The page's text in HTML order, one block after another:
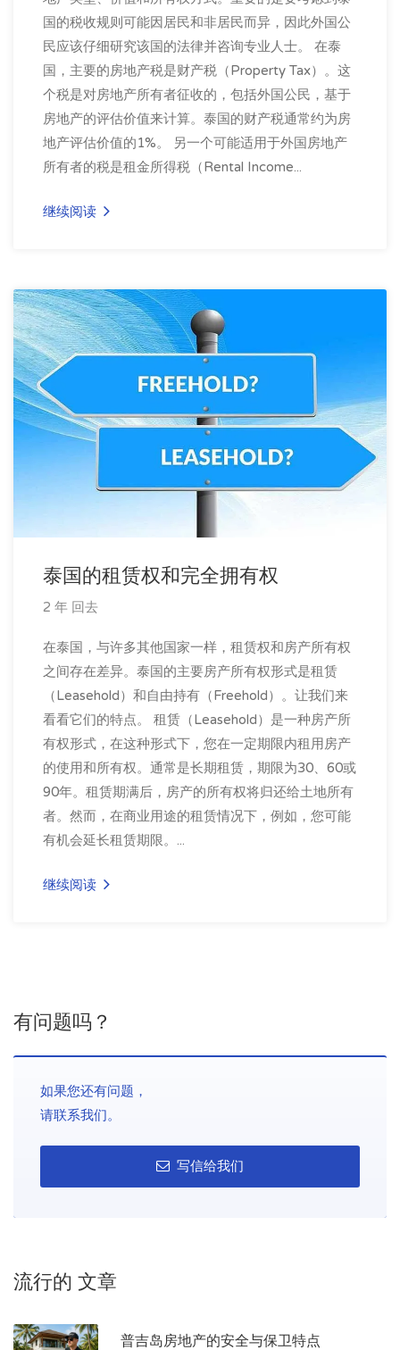
国的税收规则可能因居民和非居民而异，因此外国公
民应该仔细研究该国的法律并咨询专业人士。 在泰
国，主要的房地产税是财产税（Property Tax）。这
个税是对房地产所有者征收的，包括外国公民，基于
房地产的评估价值来计算。泰国的财产税通常约为房
地产评估价值的1%。 另一个可能适用于外国房地产
所有者的税是租金所得税（Rental Income...
继续阅读
泰国的租赁权和完全拥有权
2 年 回去
在泰国，与许多其他国家一样，租赁权和房产所有权
之间存在差异。泰国的主要房产所有权形式是租赁
（Leasehold）和自由持有（Freehold）。让我们来
看看它们的特点。 租赁（Leasehold）是一种房产所
有权形式，在这种形式下，您在一定期限内租用房产
的使用和所有权。通常是长期租赁，期限为30、60或
90年。租赁期满后，房产的所有权将归还给土地所有
者。然而，在商业用途的租赁情况下，例如，您可能
有机会延长租赁期限。...
继续阅读
有问题吗？
如果您还有问题，
请联系我们。
写信给我们
流行的 文章
普吉岛房地产的安全与保卫特点